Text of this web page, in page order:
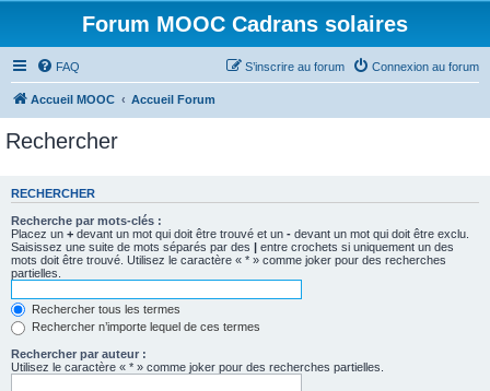
Forum MOOC Cadrans solaires
FAQ Connexion au forum
S’inscrire au forum
Accueil MOOC Accueil Forum
Rechercher
RECHERCHER
Recherche par mots-clés :
Placez un + devant un mot qui doit être trouvé et un - devant un mot qui doit être exclu.
Saisissez une suite de mots séparés par des | entre crochets si uniquement un des
mots doit être trouvé. Utilisez le caractère « * » comme joker pour des recherches
partielles.
Rechercher tous les termes
Rechercher n’importe lequel de ces termes
Rechercher par auteur :
Utilisez le caractère « * » comme joker pour des recherches partielles.